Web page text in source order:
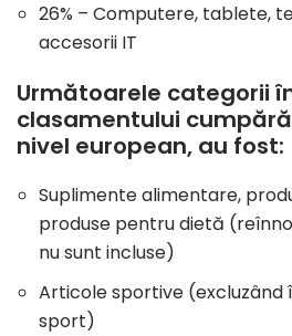
26% – Computere, tablete,
accesorii IT
Următoarele categorii
clasamentului
nivel european, au fost:
Suplimente alimentare,
produse pentru dietă
nu sunt incluse)
Articole sportive
sport)